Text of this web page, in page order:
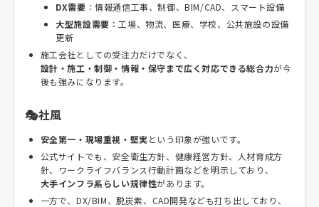
DX需要 ：情報通信工事、制御、BIM/CAD、スマート設備
大型施設需要 ：工場、物流、医療、学校、公共施設の設備
更新
施工会社としての受注力だけでなく、
設計・施工・制御・情報・保守まで広く対応できる総合力が今
後も強みになります。
🎭社風
安全第一・現場重視・堅実という印象が強いです。
公式サイトでも、安全衛生方針、健康経営方針、人材育成方
針、ワークライフバランス行動計画などを明示しており、
大手インフラ系らしい規律性があります。
一方で、DX/BIM、脱炭素、CAD開発なども打ち出しており、